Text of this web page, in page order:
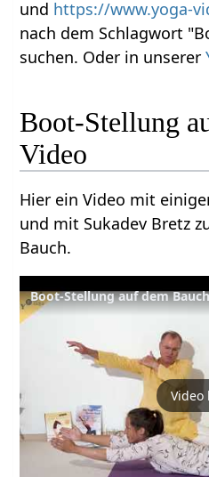
und https://www.yoga-
nach dem Schlagwort
suchen. Oder in unserer
Boot-Stellung
Video
Hier ein Video mit
und mit Sukadev Bretz
Bauch.
Boot-Stellung auf dem
Video